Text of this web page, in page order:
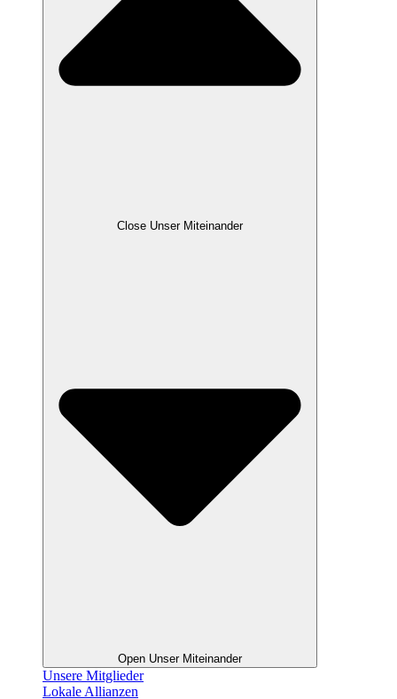
Close Unser Miteinander
Open Unser Miteinander
Unsere Mitglieder
Lokale Allianzen